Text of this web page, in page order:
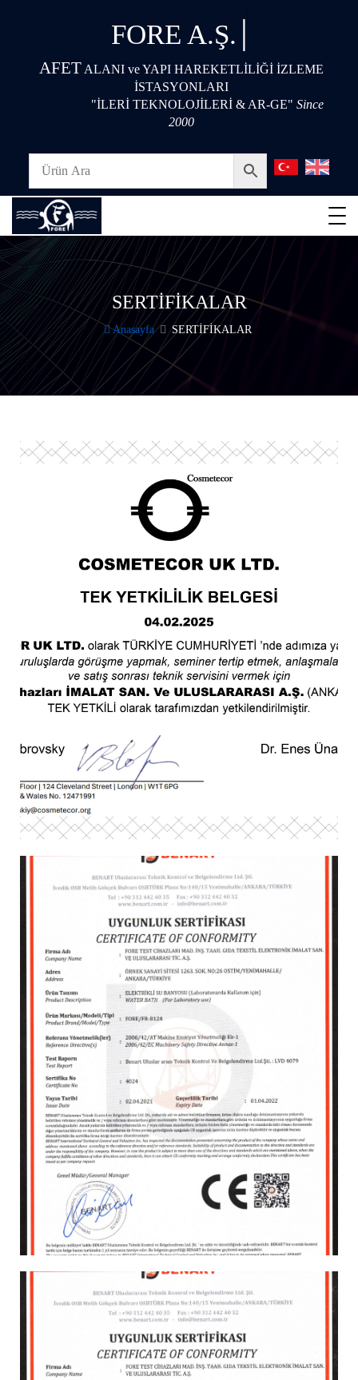
FORE A.Ş. |
AFETALANI ve YAPI HAREKETLİLİĞİ İZLEME
İSTASYONLARI
"İLERİ TEKNOLOJİLERİ & AR-GE" Since
2000
SERTİFİKALAR
Anasayfa SERTİFİKALAR